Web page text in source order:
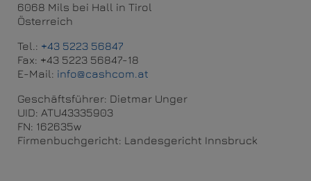
6068 Mils bei Hall in Tirol
Österreich
Tel.: +43 5223 56847
Fax: +43 5223 56847-18
E-Mail: info@cashcom.at
Geschäftsführer: Dietmar Unger
UID: ATU43335903
FN: 162635w
Firmenbuchgericht: Landesgericht Innsbruck